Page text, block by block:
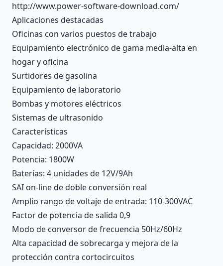
http://www.power-software-download.com/
Aplicaciones destacadas
Oficinas con varios puestos de trabajo
Equipamiento electrónico de gama media-alta en
hogar y oficina
Surtidores de gasolina
Equipamiento de laboratorio
Bombas y motores eléctricos
Sistemas de ultrasonido
Características
Capacidad: 2000VA
Potencia: 1800W
Baterías: 4 unidades de 12V/9Ah
SAI on-line de doble conversión real
Amplio rango de voltaje de entrada: 110-300VAC
Factor de potencia de salida 0,9
Modo de conversor de frecuencia 50Hz/60Hz
Alta capacidad de sobrecarga y mejora de la
protección contra cortocircuitos